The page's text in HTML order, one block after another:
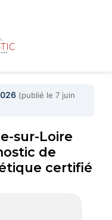
(publié le 7 juin
sur-Loire
de
certifié